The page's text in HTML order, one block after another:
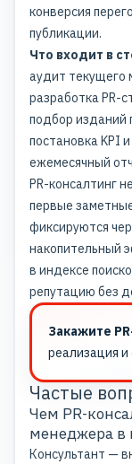
конверсия
публикации.
Что входит в
аудит текущего
разработка PR-
подбор изданий
постановка KPI
ежемесячный
PR-консалтинг
первые
фиксируются
накопительный
в индексе
репутацию без
Закажите
реализация
Частые
Чем PR-
менеджера в
Консультант —